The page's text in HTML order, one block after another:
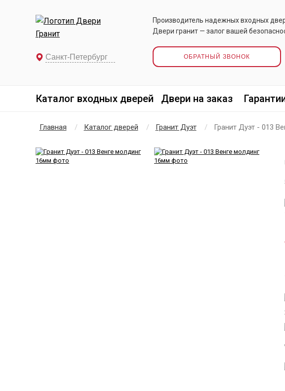
Производитель надежных входных
Двери гранит — залог вашей
ОБРАТНЫЙ ЗВОНОК
Каталог входных дверей Двери на заказ
Главная Каталог дверей Гранит Дуэт Гранит Дуэт - 013